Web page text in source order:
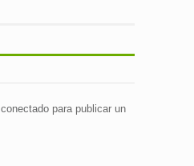
conectado para publicar un